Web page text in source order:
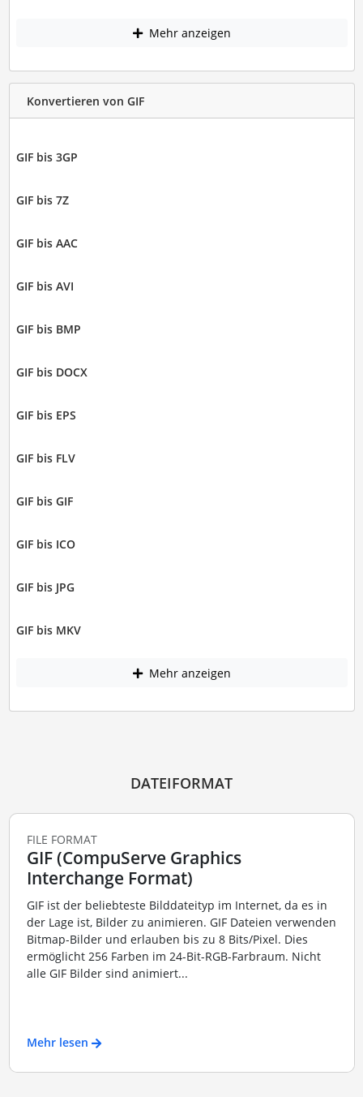
Mehr anzeigen
Konvertieren von GIF
GIF bis 3GP
GIF bis 7Z
GIF bis AAC
GIF bis AVI
GIF bis BMP
GIF bis DOCX
GIF bis EPS
GIF bis FLV
GIF bis GIF
GIF bis ICO
GIF bis JPG
GIF bis MKV
Mehr anzeigen
DATEIFORMAT
FILE FORMAT
GIF (CompuServe Graphics
Interchange Format)
GIF ist der beliebteste Bilddateityp im Internet, da es in
der Lage ist, Bilder zu animieren. GIF Dateien verwenden
Bitmap-Bilder und erlauben bis zu 8 Bits/Pixel. Dies
ermöglicht 256 Farben im 24-Bit-RGB-Farbraum. Nicht
alle GIF Bilder sind animiert...
Mehr lesen